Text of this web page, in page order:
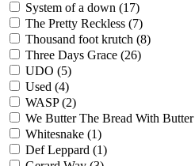
System of a down (17)
The Pretty Reckless (7)
Thousand foot krutch (8)
Three Days Grace (26)
UDO (5)
Used (4)
WASP(2)
We Butter The Bread With Butter
Whitesnake (1)
Def Leppard (1)